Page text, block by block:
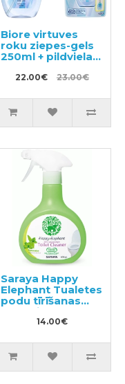
Biore virtuves
roku ziepes-gels
250ml + pildviela
22.00€ 23.00€
Saraya Happy
Elephant Tualetes
podu tīrīšanas
līdzeklis 400ml
14.00€